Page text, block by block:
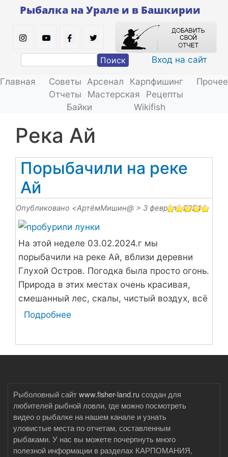
Перейти
основному
содержанию
Рыбалка на Урале и в Башкирии
Поиск Вход на сайт
Главная Советы Арсенал
Карпфишинг
Отчеты
Мастерская
Рецепты
Байки
Wikifish
Прочее
река Ай
Порыбачили на реке
Ай
Опубликовано <АртёмМишин@ > 3 февраля 2024
На этой неделе 03.02.2024.г мы
порыбачили на реке Ай, вблизи деревни
Глухой Остров. Погодка была просто огонь.
Природа в этих местах очень красивая,
смешанный лес, скалы, чистый воздух, всё
это сделало нашу рыбалку очень
Подробнее
на
реке
Рыболовный сайтwww.fisher-land.ru создан для
любителей рыбной ловли, где можно посмотреть
видео о рыбалке на нашем канале и узнать
уловистые места по отчетам, составленным
рыбаками. У нас вы можете почерпнуть много
полезной информации в разделах КАРПОМАНИЯ,